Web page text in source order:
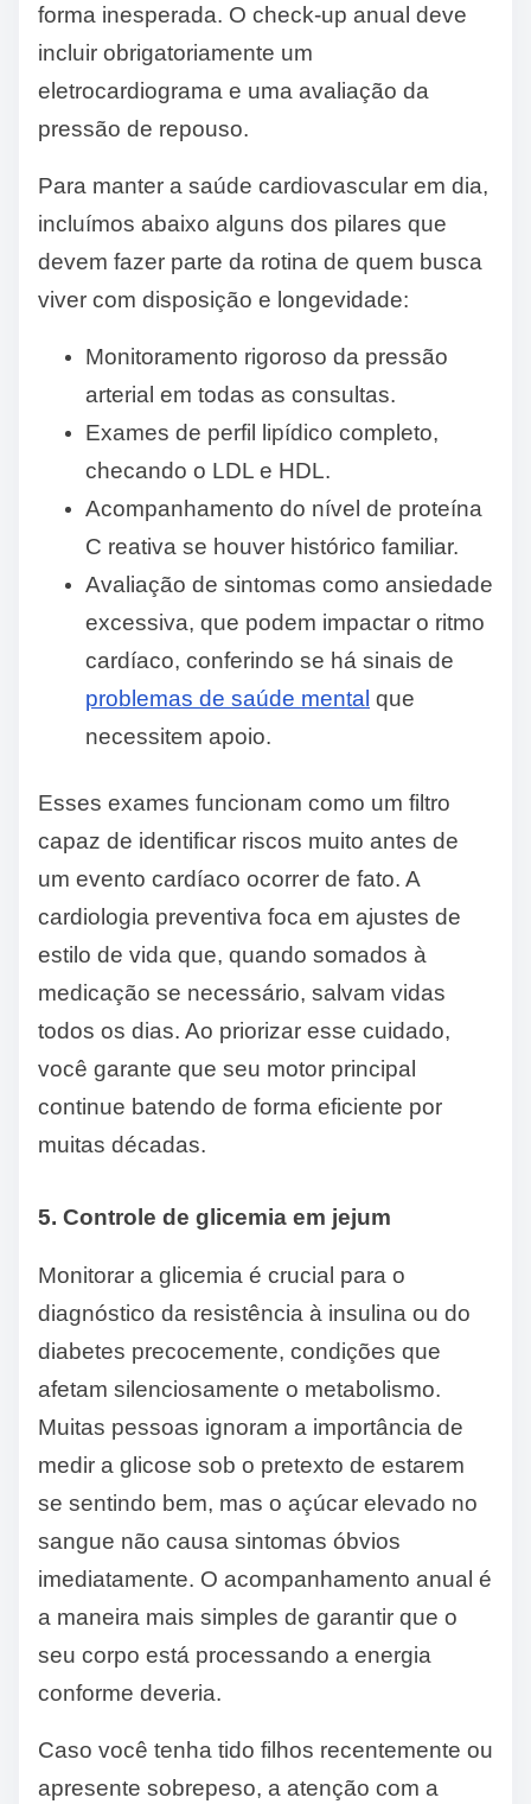
forma inesperada. O check-up anual deve
incluir obrigatoriamente um
eletrocardiograma e uma avaliação da
pressão de repouso.
Para manter a saúde cardiovascular em dia,
incluímos abaixo alguns dos pilares que
devem fazer parte da rotina de quem busca
viver com disposição e longevidade:
Monitoramento rigoroso da pressão
arterial em todas as consultas.
Exames de perfil lipídico completo,
checando o LDL e HDL.
Acompanhamento do nível de proteína
C reativa se houver histórico familiar.
Avaliação de sintomas como ansiedade
excessiva, que podem impactar o ritmo
cardíaco, conferindo se há sinais de
problemas de saúde mental que
necessitem apoio.
Esses exames funcionam como um filtro
capaz de identificar riscos muito antes de
um evento cardíaco ocorrer de fato. A
cardiologia preventiva foca em ajustes de
estilo de vida que, quando somados à
medicação se necessário, salvam vidas
todos os dias. Ao priorizar esse cuidado,
você garante que seu motor principal
continue batendo de forma eficiente por
muitas décadas.
5. Controle de glicemia em jejum
Monitorar a glicemia é crucial para o
diagnóstico da resistência à insulina ou do
diabetes precocemente, condições que
afetam silenciosamente o metabolismo.
Muitas pessoas ignoram a importância de
medir a glicose sob o pretexto de estarem
se sentindo bem, mas o açúcar elevado no
sangue não causa sintomas óbvios
imediatamente. O acompanhamento anual é
a maneira mais simples de garantir que o
seu corpo está processando a energia
conforme deveria.
Caso você tenha tido filhos recentemente ou
apresente sobrepeso, a atenção com a